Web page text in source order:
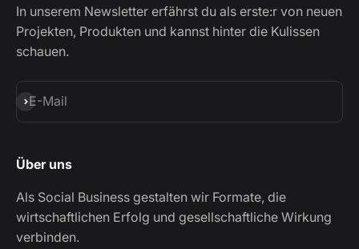
In unserem Newsletter erfährst du als erste:r von neuen
Projekten, Produkten und kannst hinter die Kulissen
schauen.
E-Mail
Abonnieren
Über uns
Als Social Business gestalten wir Formate, die
wirtschaftlichen Erfolg und gesellschaftliche Wirkung
verbinden.